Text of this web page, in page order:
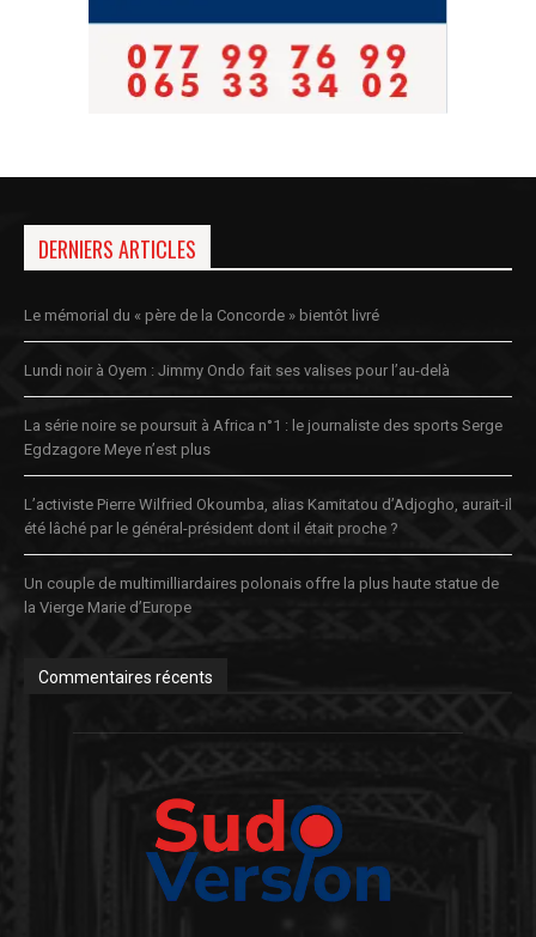
DERNIERS ARTICLES
Le mémorial du « père de la Concorde » bientôt livré
Lundi noir à Oyem : Jimmy Ondo fait ses valises pour l’au-delà
La série noire se poursuit à Africa n°1 : le journaliste des sports Serge
Egdzagore Meye n’est plus
L’activiste Pierre Wilfried Okoumba, alias Kamitatou d’Adjogho, aurait-il
été lâché par le général-président dont il était proche ?
Un couple de multimilliardaires polonais offre la plus haute statue de
la Vierge Marie d’Europe
Commentaires récents